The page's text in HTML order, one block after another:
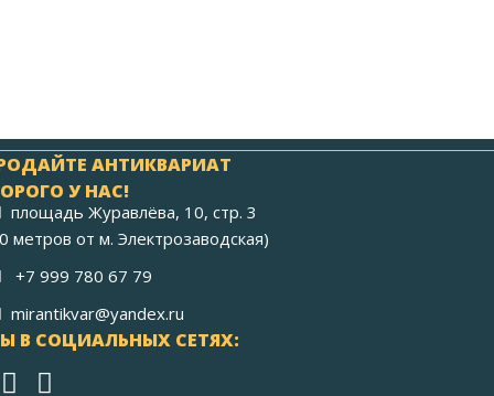
АНТИКВАРИАТ
У НАС!
площадь Журавлёва, 10, стр. 3
метров от м. Электрозаводская)
+7 999 780 67 79
mirantikvar@yandex.ru
В СОЦИАЛЬНЫХ СЕТЯХ: